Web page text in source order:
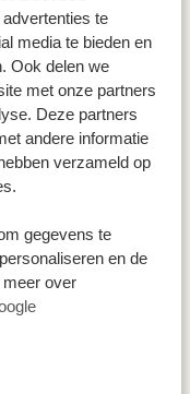
te
media te bieden en
Ook delen we
met onze partners
Deze partners
andere informatie
verzameld op
gegevens te
en de
over
Camp naar de
dit het favoriete
van de Barranco
op de Kibo
een moeilijker